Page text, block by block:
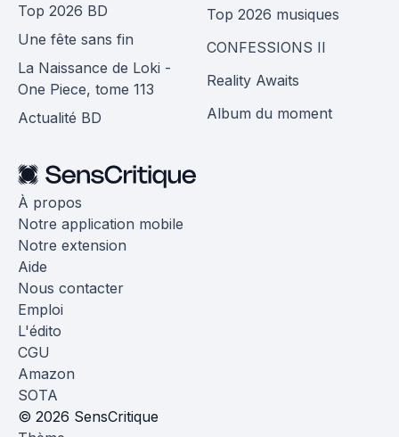
Top 2026 BD
Une fête sans fin
La Naissance de Loki -
One Piece, tome 113
Actualité BD
Top 2026 musiques
CONFESSIONS II
Reality Awaits
Album du moment
À propos
Notre application mobile
Notre extension
Aide
Nous contacter
Emploi
L'édito
CGU
Amazon
SOTA
© 2026 SensCritique